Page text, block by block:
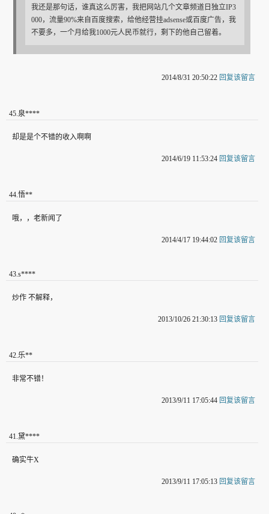
我还是那句话，谁真这么厉害，我把网站几个文章频道日独立IP3
000，流量90%来自百度搜索，给他经营挂adsense或百度广告，我
不要多，一个月给我1000元人民币就行，剩下的他自己留着。
2014/8/31 20:50:22 回复该留言
45.泉****
却是是个不错的收入啊啊
2014/6/19 11:53:24 回复该留言
44.悟**
哦，，老新闻了
2014/4/17 19:44:02 回复该留言
43.s****
炒作 不解释，
2013/10/26 21:30:13 回复该留言
42.乐**
非常不错！
2013/9/11 17:05:44 回复该留言
41.黛****
确实牛X
2013/9/11 17:05:13 回复该留言